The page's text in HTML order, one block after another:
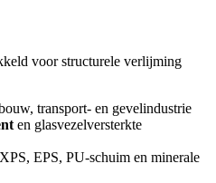
voor structurele verlijming
transport- en gevelindustrie
en glasvezelversterkte
EPS, PU-schuim en minerale